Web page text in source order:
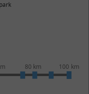
80 km 100 km